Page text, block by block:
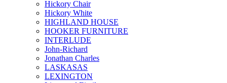
Hickory Chair
Hickory White
HIGHLAND HOUSE
HOOKER FURNITURE
INTERLUDE
John-Richard
Jonathan Charles
LASKASAS
LEXINGTON